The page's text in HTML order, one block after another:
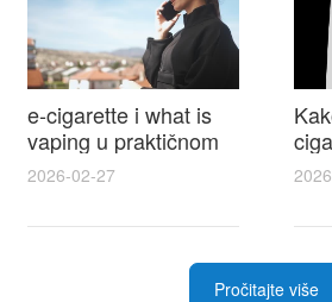
e-cigarette i what is
vaping u praktičnom
vodiču za početnike i
odgovorne korisnike
2026-02-27
top
Pročitajte više